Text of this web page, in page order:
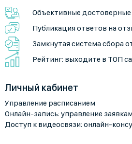
Объективные
Публикация ответов на
Замкнутая система сбора
Рейтинг: выходите в ТОП
Личный кабинет
Управление расписанием
Онлайн-запись: управление
Доступ к видеосвязи: онлайн-